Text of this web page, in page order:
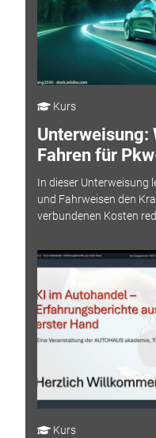
Kurs
Fahren für
In dieser Unterweisung
und Fahrweisen den
verbundenen Kosten
Kurs